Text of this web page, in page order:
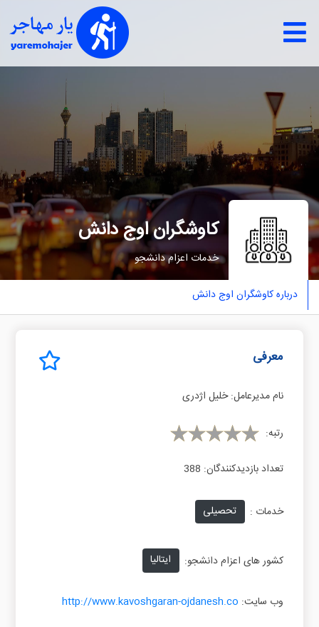
کاوشگران اوج دانش
خدمات اعزام دانشجو
درباره کاوشگران اوج دانش
معرفی
نام مدیرعامل:خلیل اژدری
رتبه:
تعداد بازدیدکنندگان: 388
خدمات : تحصیلی
کشور های اعزام دانشجو: ایتالیا
وب سایت: http://www.kavoshgaran-ojdanesh.co